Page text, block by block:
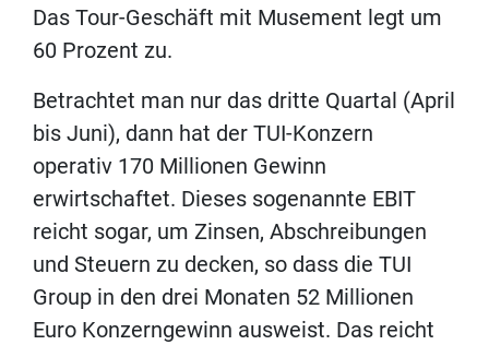
Das Tour-Geschäft mit Musement legt um
60 Prozent zu.
Betrachtet man nur das dritte Quartal (April
bis Juni), dann hat der TUI-Konzern
operativ 170 Millionen Gewinn
erwirtschaftet. Dieses sogenannte EBIT
reicht sogar, um Zinsen, Abschreibungen
und Steuern zu decken, so dass die TUI
Group in den drei Monaten 52 Millionen
Euro Konzerngewinn ausweist. Das reicht